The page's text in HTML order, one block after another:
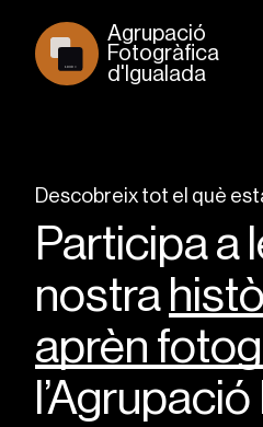
Agrupació
Fotogràfica
d'Igualada
1930 >
Descobreix tot el què
Participa a
nostra
aprèn